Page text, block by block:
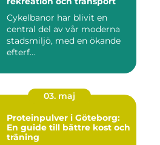
Cykelbanor har blivit en
central del av vår moderna
stadsmiljö, med en ökande
efterf...
03. maj
Proteinpulver i Göteborg:
En guide till bättre kost och
träning